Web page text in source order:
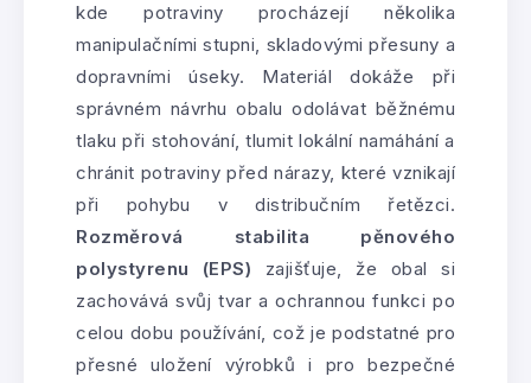
kde potraviny procházejí několika
manipulačními stupni, skladovými přesuny a
dopravními úseky. Materiál dokáže při
správném návrhu obalu odolávat běžnému
tlaku při stohování, tlumit lokální namáhání a
chránit potraviny před nárazy, které vznikají
při pohybu v distribučním řetězci.
Rozměrová stabilita pěnového
polystyrenu (EPS) zajišťuje, že obal si
zachovává svůj tvar a ochrannou funkci po
celou dobu používání, což je podstatné pro
přesné uložení výrobků i pro bezpečné